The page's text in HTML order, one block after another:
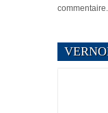
commentaire.